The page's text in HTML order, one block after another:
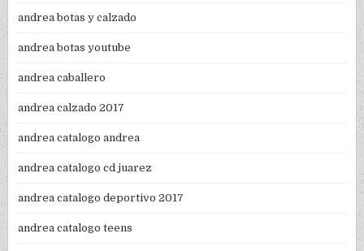
andrea botas y calzado
andrea botas youtube
andrea caballero
andrea calzado 2017
andrea catalogo andrea
andrea catalogo cd juarez
andrea catalogo deportivo 2017
andrea catalogo teens